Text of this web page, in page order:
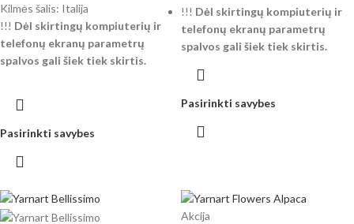
Kilmės šalis: Italija
!!! Dėl skirtingų kompiuterių ir
telefonų ekranų parametrų
spalvos gali šiek tiek skirtis.
Pasirinkti savybes
!!! Dėl skirtingų kompiuterių ir
telefonų ekranų parametrų
spalvos gali šiek tiek skirtis.
Pasirinkti savybes
Akcija